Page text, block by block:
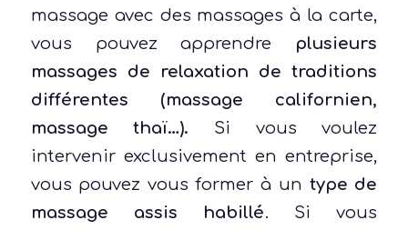
massage avec des massages à la carte,
vous pouvez apprendre plusieurs
massages de relaxation de traditions
différentes (massage californien,
massage thaï…). Si vous voulez
intervenir exclusivement en entreprise,
vous pouvez vous former à un type de
massage assis habillé. Si vous